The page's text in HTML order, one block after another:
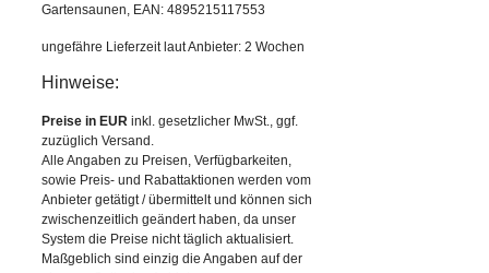
Gartensaunen, EAN: 4895215117553
ungefähre Lieferzeit laut Anbieter: 2 Wochen
Hinweise:
Preise in EUR inkl. gesetzlicher MwSt., ggf.
zuzüglich Versand.
Alle Angaben zu Preisen, Verfügbarkeiten,
sowie Preis- und Rabattaktionen werden vom
Anbieter getätigt / übermittelt und können sich
zwischenzeitlich geändert haben, da unser
System die Preise nicht täglich aktualisiert.
Maßgeblich sind einzig die Angaben auf der